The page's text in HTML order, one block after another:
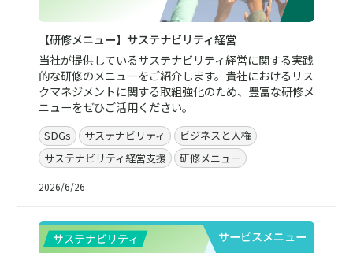
【研修メニュー】サステナビリティ経営
当社が提供しているサステナビリティ経営に関する実践
的な研修のメニューをご紹介します。貴社におけるリス
クマネジメントに関する取組強化のため、豊富な研修メ
ニューをぜひご活用ください。
SDGs サステナビリティ
ビジネスと人権
サステナビリティ経営支援
研修メニュー
2026/6/26
サービスメニュー